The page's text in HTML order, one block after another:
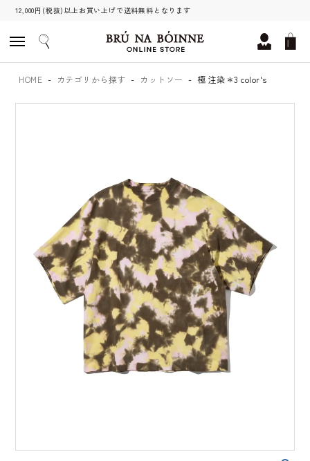
12,000円(税抜)以上お買い上げで送料無料となります
HOME カテゴリから探す カットソー 極 注染＊3 color's